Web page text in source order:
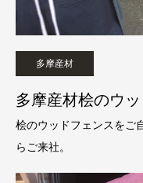
多摩産材
多摩産材桧のウ
桧のウッドフェンスをご
らご来社。